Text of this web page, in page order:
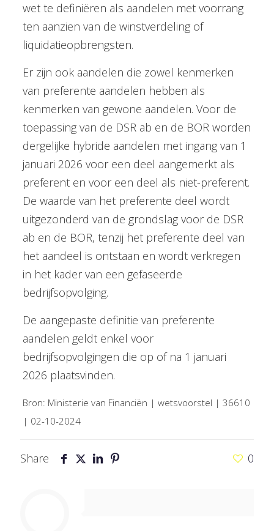
wet te definiëren als aandelen met voorrang
ten aanzien van de winstverdeling of
liquidatieopbrengsten.
Er zijn ook aandelen die zowel kenmerken
van preferente aandelen hebben als
kenmerken van gewone aandelen. Voor de
toepassing van de DSR ab en de BOR worden
dergelijke hybride aandelen met ingang van 1
januari 2026 voor een deel aangemerkt als
preferent en voor een deel als niet-preferent.
De waarde van het preferente deel wordt
uitgezonderd van de grondslag voor de DSR
ab en de BOR, tenzij het preferente deel van
het aandeel is ontstaan en wordt verkregen
in het kader van een gefaseerde
bedrijfsopvolging.
De aangepaste definitie van preferente
aandelen geldt enkel voor
bedrijfsopvolgingen die op of na 1 januari
2026 plaatsvinden.
Bron: Ministerie van Financiën | wetsvoorstel | 36610
| 02-10-2024
Share 0